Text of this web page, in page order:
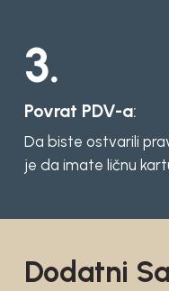
3.
Povrat PDV-a:
Da biste ostvarili
je da imate ličnu
Dodatni